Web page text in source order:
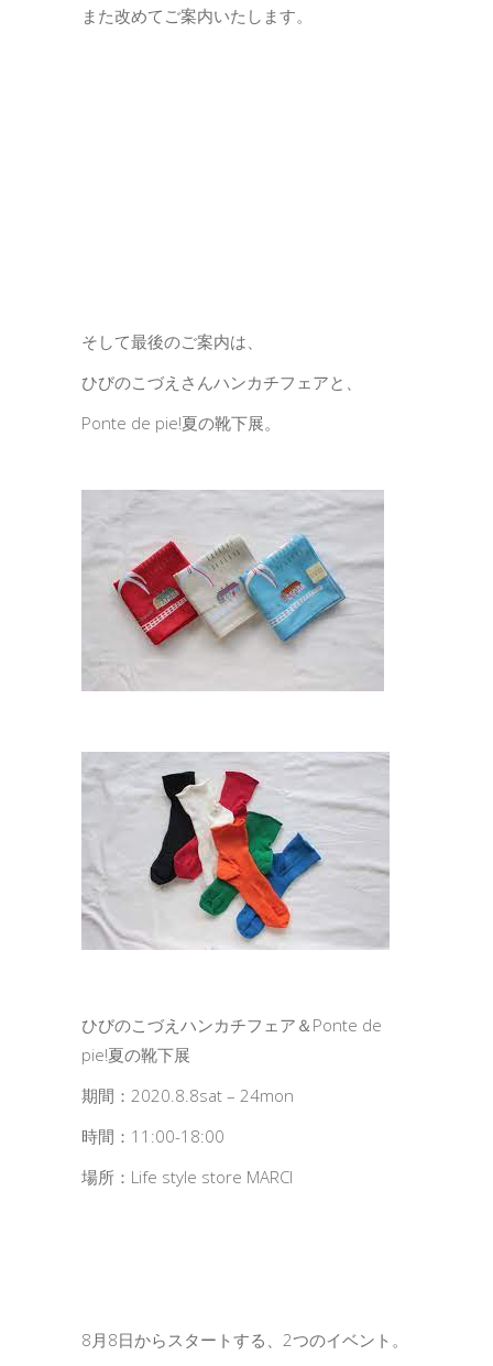
また改めてご案内いたします。
そして最後のご案内は、
ひびのこづえさんハンカチフェアと、
Ponte de pie!夏の靴下展。
ひびのこづえハンカチフェア＆Ponte de
pie!夏の靴下展
期間：2020.8.8sat – 24mon
時間：11:00-18:00
場所：Life style store MARCI
8月8日からスタートする、2つのイベント。